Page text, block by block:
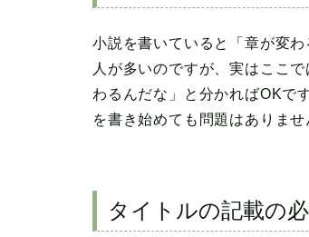
小説を書いていると「章が変
人が多いのですが、実はここ
わるんだな」と分かればOKで
を書き始めても問題はありませ
タイトルの記載の